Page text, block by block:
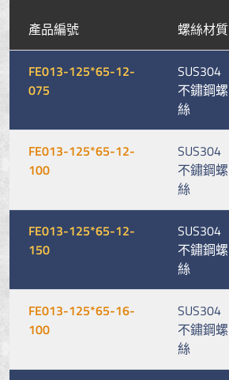
產品編號 螺絲材質
FE013-125*65-12-
075
SUS304
不鏽鋼螺
絲
FE013-125*65-12-
100
SUS304
不鏽鋼螺
絲
FE013-125*65-12-
150
SUS304
不鏽鋼螺
絲
FE013-125*65-16-
100
SUS304
不鏽鋼螺
絲